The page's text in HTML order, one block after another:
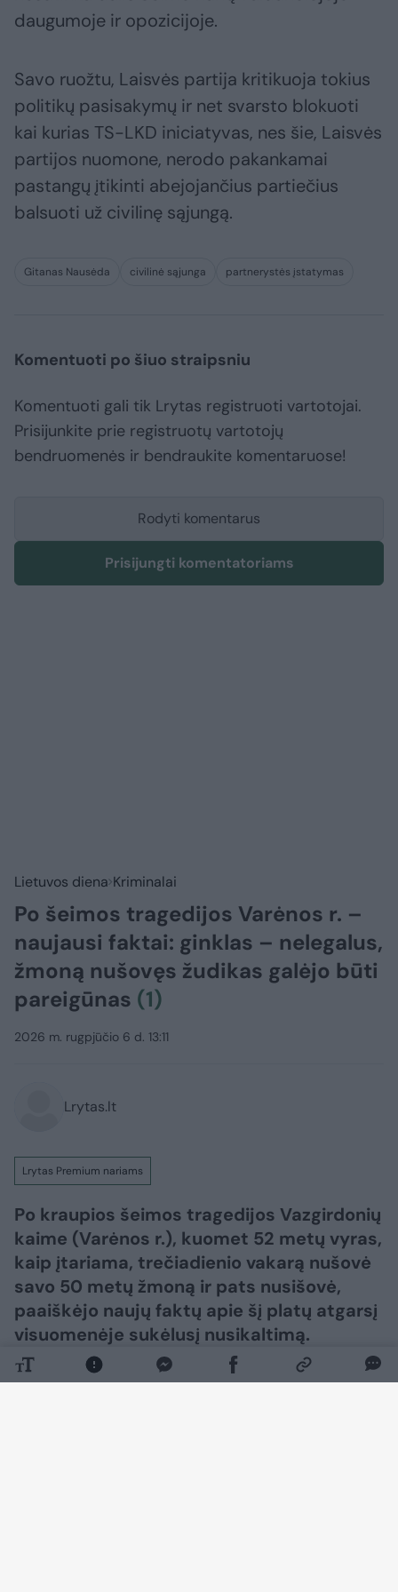
daugumoje ir opozicijoje.
Savo ruožtu, Laisvės partija kritikuoja tokius
politikų pasisakymų ir net svarsto blokuoti
kai kurias TS-LKD iniciatyvas, nes šie, Laisvės
partijos nuomone, nerodo pakankamai
pastangų įtikinti abejojančius partiečius
balsuoti už civilinę sąjungą.
Gitanas Nausėda civilinė sąjunga partnerystės įstatymas
Komentuoti po šiuo straipsniu
Komentuoti gali tik Lrytas registruoti vartotojai.
Prisijunkite prie registruotų vartotojų
bendruomenės ir bendraukite komentaruose!
Rodyti komentarus
Prisijungti komentatoriams
Lietuvos diena Kriminalai
Po šeimos tragedijos Varėnos r. –
naujausi faktai: ginklas – nelegalus,
žmoną nušovęs žudikas galėjo būti
pareigūnas (1)
2026 m. rugpjūčio 6 d. 13:11
Lrytas.lt
Lrytas Premium nariams
Po kraupios šeimos tragedijos Vazgirdonių
kaime (Varėnos r.), kuomet 52 metų vyras,
kaip įtariama, trečiadienio vakarą nušovė
savo 50 metų žmoną ir pats nusišovė,
paaiškėjo naujų faktų apie šį platų atgarsį
visuomenėje sukėlusį nusikaltimą.